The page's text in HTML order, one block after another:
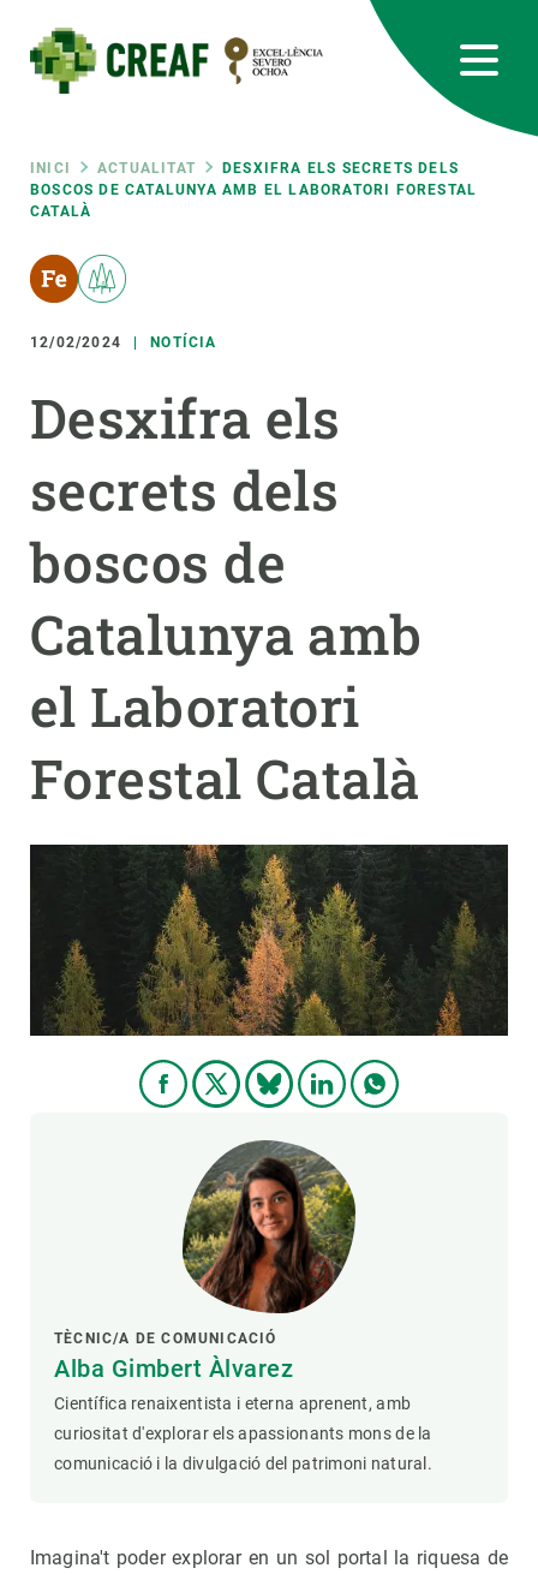
contingut
Fil
d'ariadna
INICI ACTUALITAT
DESXIFRA ELS SECRETS DELS
BOSCOS DE CATALUNYA AMB EL LABORATORI FORESTAL
CATALÀ
12/02/2024 NOTÍCIA
Desxifra els
secrets dels
boscos de
Catalunya amb
el Laboratori
Forestal Català
TÈCNIC/A DE COMUNICACIÓ
Alba Gimbert Àlvarez
Científica renaixentista i eterna aprenent, amb
curiositat d'explorar els apassionants mons de la
comunicació i la divulgació del patrimoni natural.
Imagina't poder explorar en un sol portal la riquesa de
RRSS
Featured
responsive
Responsive
menu
RECERCA
CIÈNCIA EN ACCIÓ
NOTÍCIES I AGENDA